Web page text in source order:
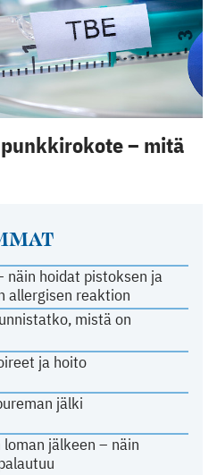
näin hoidat pistoksen ja
allergisen reaktion
mistä on
ja hoito
jälki
jälkeen – näin
– mitä